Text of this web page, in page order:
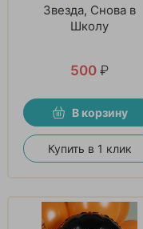
Звезда, Снова в
Школу
500 ₽
В корзину
Купить в 1 клик